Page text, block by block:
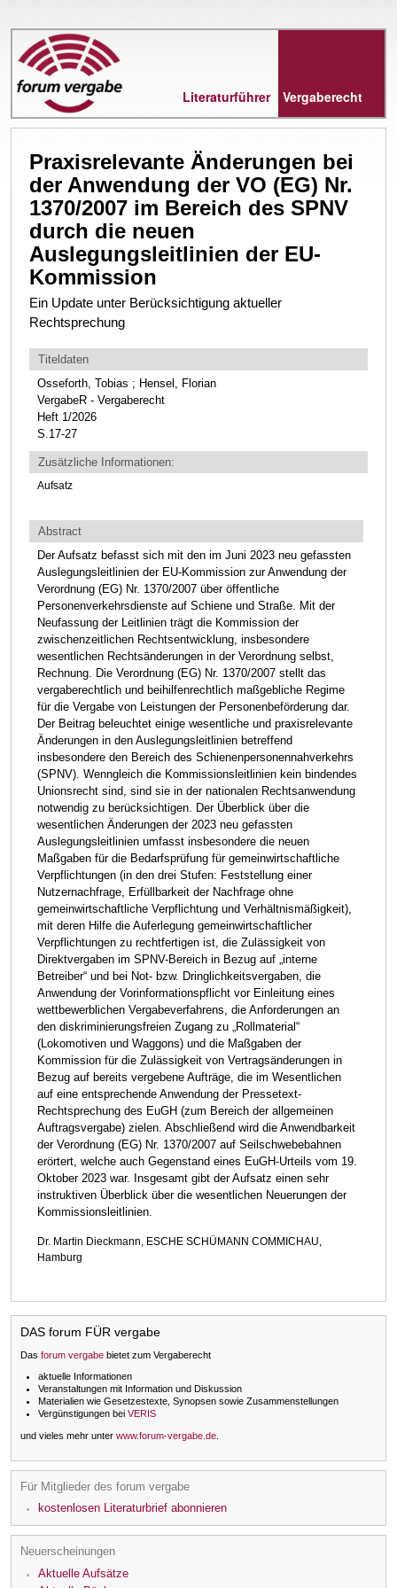
Literaturführer Vergaberecht
Praxisrelevante Änderungen bei
der Anwendung der VO (EG) Nr.
1370/2007 im Bereich des SPNV
durch die neuen
Auslegungsleitlinien der EU-
Kommission
Ein Update unter Berücksichtigung aktueller
Rechtsprechung
Titeldaten
Osseforth, Tobias ; Hensel, Florian
VergabeR - Vergaberecht
Heft 1/2026
S.17-27
Zusätzliche Informationen:
Aufsatz
Abstract
Der Aufsatz befasst sich mit den im Juni 2023 neu gefassten
Auslegungsleitlinien der EU-Kommission zur Anwendung der
Verordnung (EG) Nr. 1370/2007 über öffentliche
Personenverkehrsdienste auf Schiene und Straße. Mit der
Neufassung der Leitlinien trägt die Kommission der
zwischenzeitlichen Rechtsentwicklung, insbesondere
wesentlichen Rechtsänderungen in der Verordnung selbst,
Rechnung. Die Verordnung (EG) Nr. 1370/2007 stellt das
vergaberechtlich und beihilfenrechtlich maßgebliche Regime
für die Vergabe von Leistungen der Personenbeförderung dar.
Der Beitrag beleuchtet einige wesentliche und praxisrelevante
Änderungen in den Auslegungsleitlinien betreffend
insbesondere den Bereich des Schienenpersonennahverkehrs
(SPNV). Wenngleich die Kommissionsleitlinien kein bindendes
Unionsrecht sind, sind sie in der nationalen Rechtsanwendung
notwendig zu berücksichtigen. Der Überblick über die
wesentlichen Änderungen der 2023 neu gefassten
Auslegungsleitlinien umfasst insbesondere die neuen
Maßgaben für die Bedarfsprüfung für gemeinwirtschaftliche
Verpflichtungen (in den drei Stufen: Feststellung einer
Nutzernachfrage, Erfüllbarkeit der Nachfrage ohne
gemeinwirtschaftliche Verpflichtung und Verhältnismäßigkeit),
mit deren Hilfe die Auferlegung gemeinwirtschaftlicher
Verpflichtungen zu rechtfertigen ist, die Zulässigkeit von
Direktvergaben im SPNV-Bereich in Bezug auf „interne
Betreiber“ und bei Not- bzw. Dringlichkeitsvergaben, die
Anwendung der Vorinformationspflicht vor Einleitung eines
wettbewerblichen Vergabeverfahrens, die Anforderungen an
den diskriminierungsfreien Zugang zu „Rollmaterial“
(Lokomotiven und Waggons) und die Maßgaben der
Kommission für die Zulässigkeit von Vertragsänderungen in
Bezug auf bereits vergebene Aufträge, die im Wesentlichen
auf eine entsprechende Anwendung der Pressetext-
Rechtsprechung des EuGH (zum Bereich der allgemeinen
Auftragsvergabe) zielen. Abschließend wird die Anwendbarkeit
der Verordnung (EG) Nr. 1370/2007 auf Seilschwebebahnen
erörtert, welche auch Gegenstand eines EuGH-Urteils vom 19.
Oktober 2023 war. Insgesamt gibt der Aufsatz einen sehr
instruktiven Überblick über die wesentlichen Neuerungen der
Kommissionsleitlinien.
Dr. Martin Dieckmann, ESCHE SCHÜMANN COMMICHAU,
Hamburg
DAS forum FÜR vergabe
Das forum vergabe bietet zum Vergaberecht
aktuelle Informationen
Veranstaltungen mit Information und Diskussion
Materialien wie Gesetzestexte, Synopsen sowie Zusammenstellungen
Vergünstigungen bei VERIS
und vieles mehr unter www.forum-vergabe.de
Für Mitglieder des forum vergabe
kostenlosen Literaturbrief abonnieren
Neuerscheinungen
Aktuelle Aufsätze